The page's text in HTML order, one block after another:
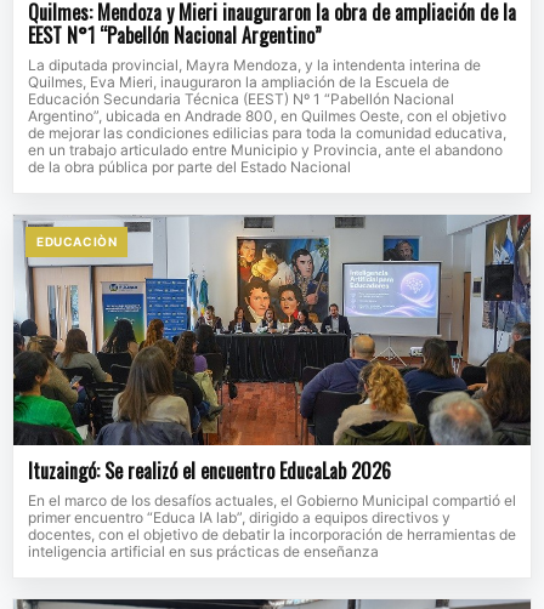
Quilmes: Mendoza y Mieri inauguraron la obra de ampliación de la
EEST N°1 “Pabellón Nacional Argentino”
La diputada provincial, Mayra Mendoza, y la intendenta interina de
Quilmes, Eva Mieri, inauguraron la ampliación de la Escuela de
Educación Secundaria Técnica (EEST) Nº 1 “Pabellón Nacional
Argentino”, ubicada en Andrade 800, en Quilmes Oeste, con el objetivo
de mejorar las condiciones edilicias para toda la comunidad educativa,
en un trabajo articulado entre Municipio y Provincia, ante el abandono
de la obra pública por parte del Estado Nacional
EDUCACIÒN
Ituzaingó: Se realizó el encuentro EducaLab 2026
En el marco de los desafíos actuales, el Gobierno Municipal compartió el
primer encuentro “Educa IA lab”, dirigido a equipos directivos y
docentes, con el objetivo de debatir la incorporación de herramientas de
inteligencia artificial en sus prácticas de enseñanza